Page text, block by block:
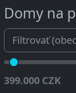
Domy na
399.000 CZK